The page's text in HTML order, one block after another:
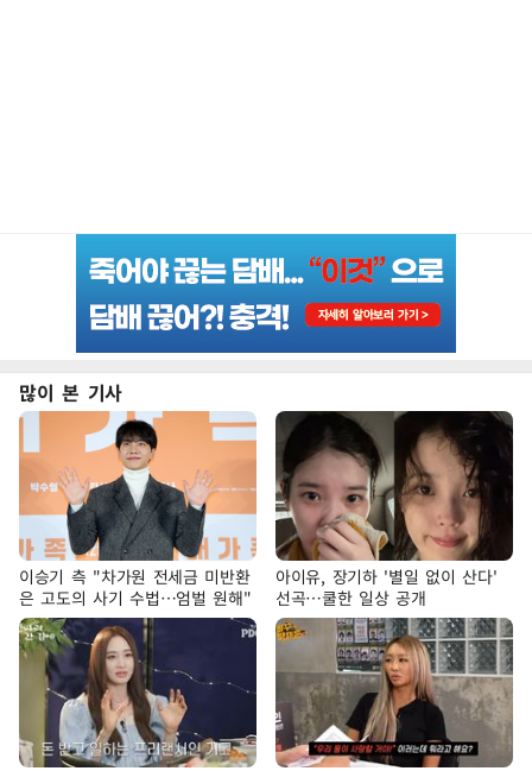
많이 본 기사
이승기 측 "차가원 전세금 미반환
은 고도의 사기 수법…엄벌 원해"
아이유, 장기하 '별일 없이 산다'
선곡…쿨한 일상 공개